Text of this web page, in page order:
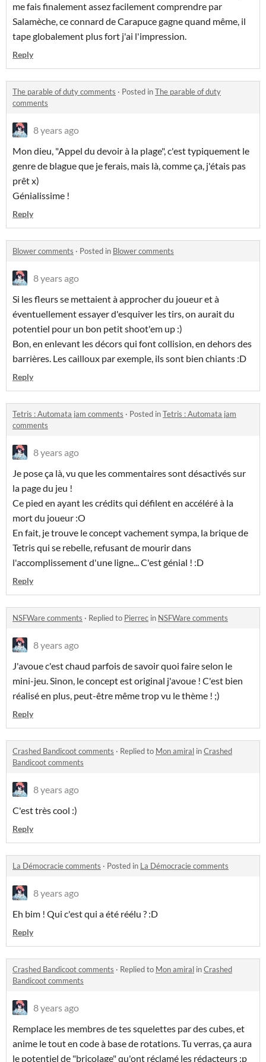
me fais finalement assez facilement comprendre par
Salamèche, ce connard de Carapuce gagne quand même, il
tape globalement plus fort j'ai l'impression.
Reply
The parable of duty comments · Posted inThe parable of duty
comments
8 years ago
Mon dieu, "Appel du devoir à la plage", c'est typiquement le
genre de blague que je ferais, mais là, comme ça, j'étais pas
prêt x)
Génialissime !
Reply
Blower comments · Posted in Blower comments
8 years ago
Si les fleurs se mettaient à approcher du joueur et à
éventuellement essayer d'esquiver les tirs, on aurait du
potentiel pour un bon petit shoot'em up :)
Bon, en enlevant les décors qui font collision, en dehors des
barrières. Les cailloux par exemple, ils sont bien chiants :D
Reply
Tetris : Automata jam comments · Posted inTetris : Automata jam
comments
8 years ago
Je pose ça là, vu que les commentaires sont désactivés sur
la page du jeu !
Ce pied en ayant les crédits qui défilent en accéléré à la
mort du joueur :O
En fait, je trouve le concept vachement sympa, la brique de
Tetris qui se rebelle, refusant de mourir dans
l'accomplissement d'une ligne... C'est génial ! :D
Reply
NSFWare comments · Replied to Pierrec in NSFWare comments
8 years ago
J'avoue c'est chaud parfois de savoir quoi faire selon le
mini-jeu. Sinon, le concept est original j'avoue ! C'est bien
réalisé en plus, peut-être même trop vu le thème ! ;)
Reply
Crashed Bandicoot comments · Replied to Mon amiral inCrashed
Bandicoot comments
8 years ago
C'est très cool :)
Reply
La Démocracie comments · Posted in La Démocracie comments
8 years ago
Eh bim ! Qui c'est qui a été réélu ? :D
Reply
Crashed Bandicoot comments · Replied to Mon amiral inCrashed
Bandicoot comments
8 years ago
Remplace les membres de tes squelettes par des cubes, et
anime le tout en code à base de rotations. Tu verras, ça aura
le potentiel de "bricolage" qu'ont réclamé les rédacteurs :p